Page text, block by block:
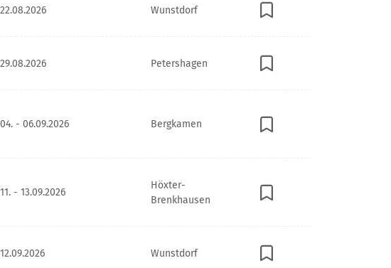
22.08.2026 Wunstdorf
29.08.2026 Petershagen
04. - 06.09.2026 Bergkamen
11. - 13.09.2026
Höxter-
Brenkhausen
12.09.2026 Wunstdorf